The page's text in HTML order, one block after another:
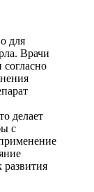
для
Врачи
делает
с